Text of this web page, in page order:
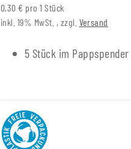
0,30 € pro 1 Stück
inkl. 19% MwSt. , zzgl. Versand
5 Stück im Pappspender